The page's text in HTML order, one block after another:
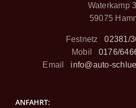
Waterkamp
59075
Festnetz02381/
Mobil 0176/
Email info@auto-
ANFAHRT: